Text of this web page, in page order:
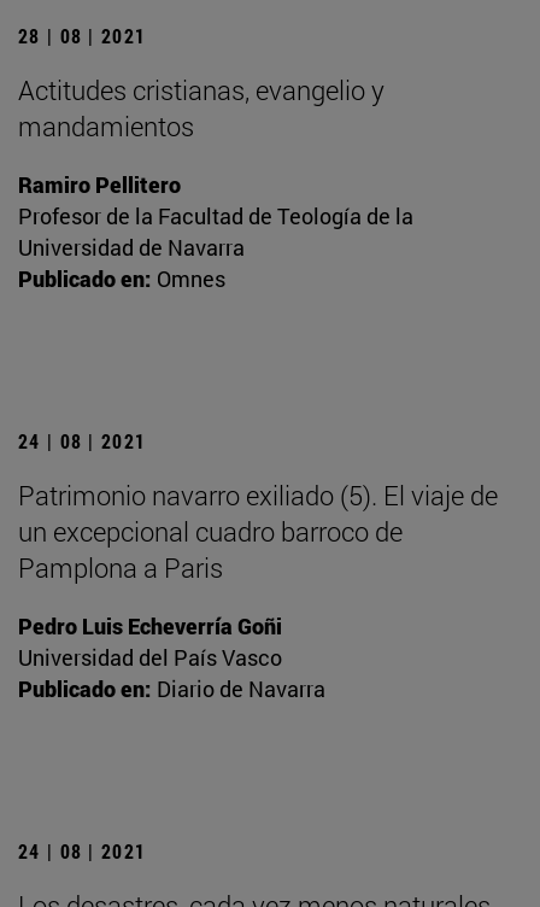
28 | 08 | 2021
Actitudes cristianas, evangelio y
mandamientos
Ramiro Pellitero
Profesor de la Facultad de Teología de la
Universidad de Navarra
Publicado en: Omnes
24 | 08 | 2021
Patrimonio navarro exiliado (5). El viaje de
un excepcional cuadro barroco de
Pamplona a Paris
Pedro Luis Echeverría Goñi
Universidad del País Vasco
Publicado en: Diario de Navarra
24 | 08 | 2021